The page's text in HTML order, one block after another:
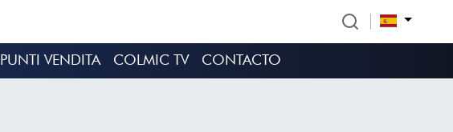
PUNTI VENDITA COLMIC TV CONTACTO